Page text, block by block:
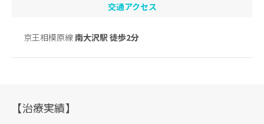
交通アクセス
京王相模原線南大沢駅 徒歩2分
【治療実績】